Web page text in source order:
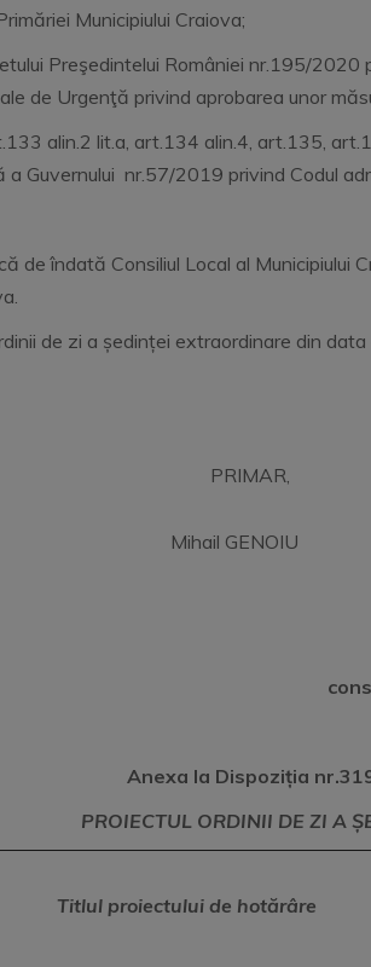
Municipiului Craiova;
Preşedintelui României nr.195/
de Urgenţă privind aprobarea unor
alin.2 lit.a, art.134 alin.4, art.135,
a Guvernului nr.57/2019 privind Codul
de îndată Consiliul Local al
de zi a ședinței extraordinare din
PRIMAR,
Mihail GENOIU
Anexa la Dispoziția
PROIECTUL ORDINII DE ZI A
Titlul proiectului de hotărâre